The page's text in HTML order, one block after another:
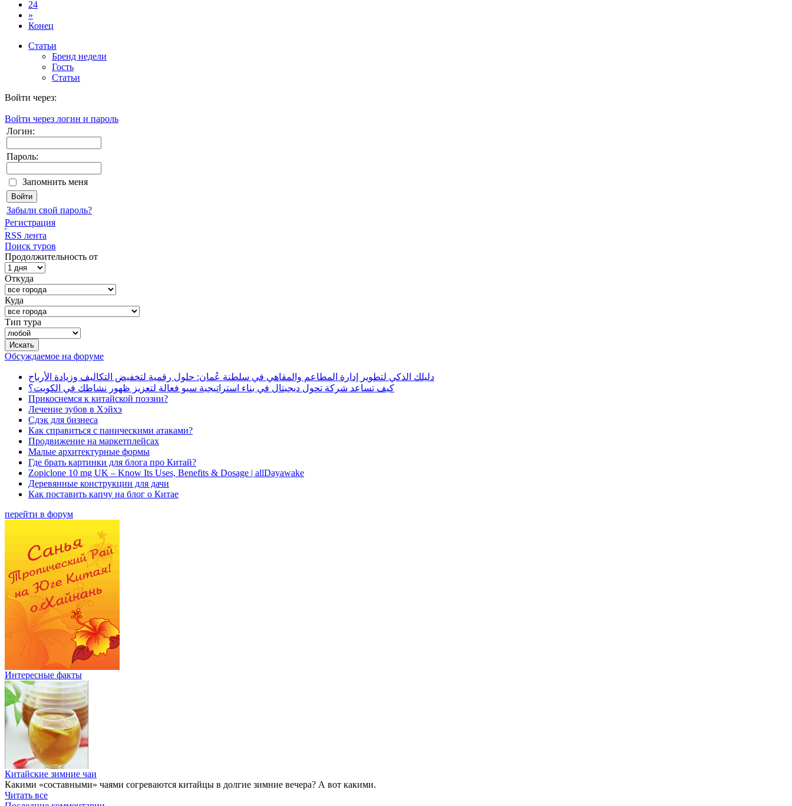
24
»
Конец
Статьи
Бренд недели
Гость
Статьи
Войти через:
Войти через логин и пароль
Логин:
Пароль:
Запомнить меня
Забыли свой пароль?
Регистрация
RSS лента
Поиск туров
Продолжительность от
Откуда
Куда
Тип тура
Обсуждаемое на форуме
دليلك الذكي لتطوير إدارة المطاعم والمقاهي في سلطنة عُمان: حلول رقمية لتخفيض التكاليف وزيادة الأرباح
كيف تساعد شركة تحول ديجيتال في بناء استراتيجية سيو فعالة لتعزيز ظهور نشاطك في الكويت؟
Прикоснемся к китайской поэзии?
Лечение зубов в Хэйхэ
Сдэк для бизнеса
Как справиться с паническими атаками?
Продвижение на маркетплейсах
Малые архитектурные формы
Где брать картинки для блога про Китай?
Zopiclone 10 mg UK – Know Its Uses, Benefits & Dosage | allDayawake
Деревянные конструкции для дачи
Как поставить капчу на блог о Китае
перейти в форум
Интересные факты
Китайские зимние чаи
Какими «составными» чаями согреваются китайцы в долгие зимние вечера? А вот какими.
Читать все